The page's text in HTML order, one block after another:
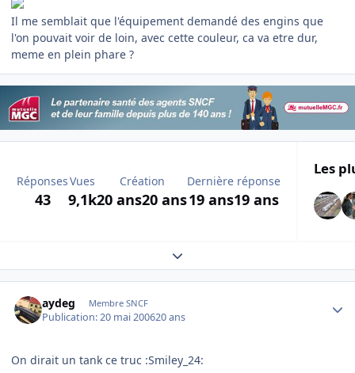
Il me semblait que l'équipement demandé des engins que
l'on pouvait voir de loin, avec cette couleur, ca va etre dur,
meme en plein phare ?
Réponses
43
Vues
9,1k
Création
20 ans20 ans
Dernière réponse
19 ans19 ans
Les
Expand topic overview
aydeg Membre SNCF
Publication:20 mai 200620 ans
On dirait un tank ce truc :Smiley_24: